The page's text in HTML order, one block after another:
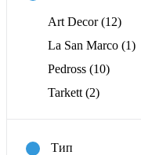
Art Decor(12)
La San Marco (1)
Pedross (10)
Tarkett (2)
Тип